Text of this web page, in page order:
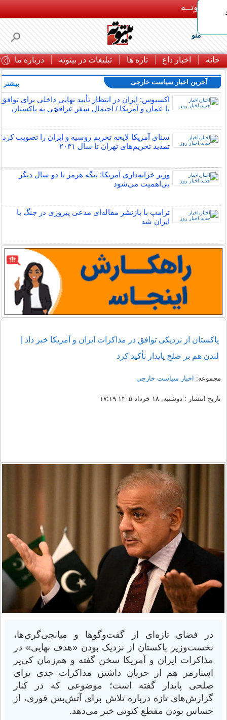
بـیتوتــه
منو
خانه اخبار داغ تازه ها تبلیغات در بیتوته درباره ما
آخرین اخبار سیاست خارجی
اکسیوس: ایران در انتظار تأیید نهایی داخلی برای توافق
با عمان و آمریکا / احتمال سفر عراقچی به پاکستان
سنای آمریکا لایحه تحریم روسیه و ایران را تصویب کرد؛
تمدید تحریم‌های تهران تا سال ۲۰۳۱
وزیر خزانه‌داری آمریکا: تنگه هرمز تا دو سال دیگر
بی‌اهمیت می‌شود
ترامپ با بازنشر مقاله‌ای مدعی پیروزی در جنگ با
ایران شد
بیشتر
پاکستان از نزدیکی توافق در مذاکرات ایران و آمریکا خبر داد |
لندن هم بر صلح پایدار تأکید کرد
مجموعه: اخبار سیاست خارجی
تاریخ انتشار : دوشنبه, ۱۸ خرداد ۱۴۰۵ ۱۷:۱۹
در فضای تازه‌ای از گفت‌وگوها و میانجی‌گری‌ها،
نخست‌وزیر پاکستان از نزدیک بودن «هدف نهایی» در
مذاکرات ایران و آمریکا سخن گفته و هم‌زمان کی‌یر
استارمر هم از جریان داشتن مذاکرات جدی برای
صلحی پایدار گفته است؛ موضوعی که در کنار
گزارش‌های تازه درباره تلاش برای آتش‌بس فوری، از
حساس بودن مقطع کنونی خبر می‌دهد.